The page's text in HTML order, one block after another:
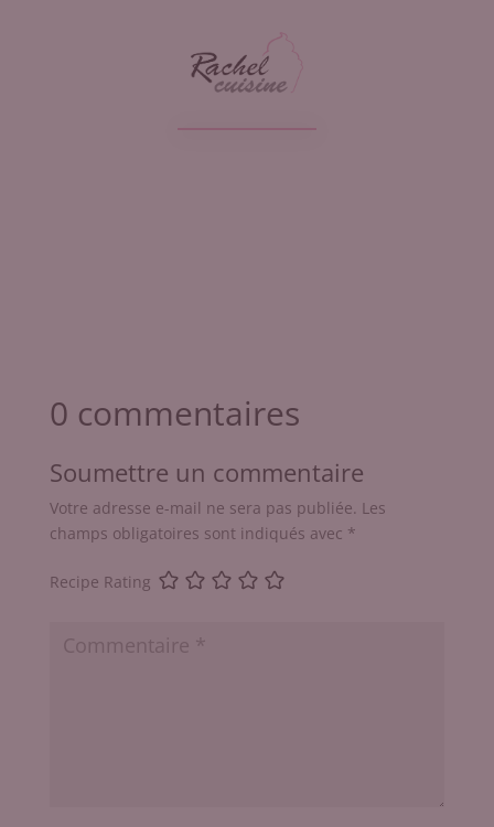
0 commentaires
Soumettre un commentaire
Votre adresse e-mail ne sera pas publiée. Les
champs obligatoires sont indiqués avec *
Recipe Rating